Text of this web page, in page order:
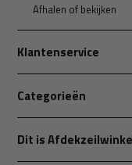
Afhalen of bekijken
Klantenservice
Categorieën
Dit is